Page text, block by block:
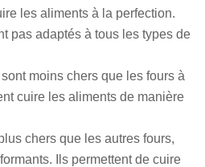
les aliments à la perfection.
pas adaptés à tous les types de
moins chers que les fours à
cuire les aliments de manière
chers que les autres fours,
Ils permettent de cuire